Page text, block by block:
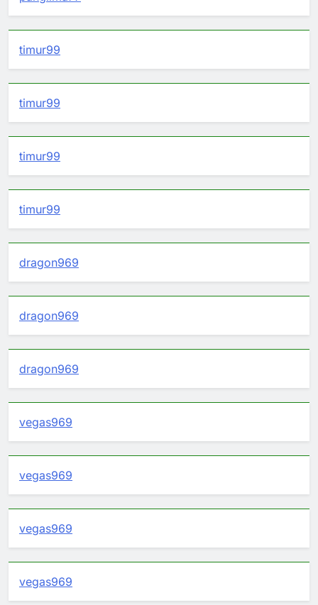
timur99
timur99
timur99
timur99
dragon969
dragon969
dragon969
vegas969
vegas969
vegas969
vegas969